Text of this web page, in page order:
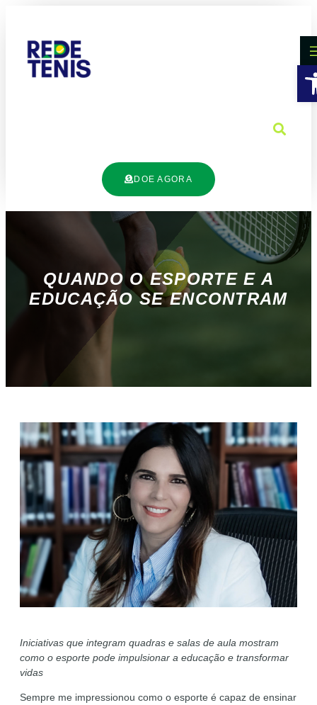
DOE AGORA
QUANDO O ESPORTE E A
EDUCAÇÃO SE ENCONTRAM
Iniciativas que integram quadras e salas de aula mostram
como o esporte pode impulsionar a educação e transformar
vidas
Sempre me impressionou como o esporte é capaz de ensinar